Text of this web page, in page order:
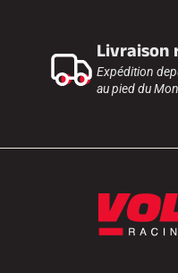
Livraison
Expédition
au pied du